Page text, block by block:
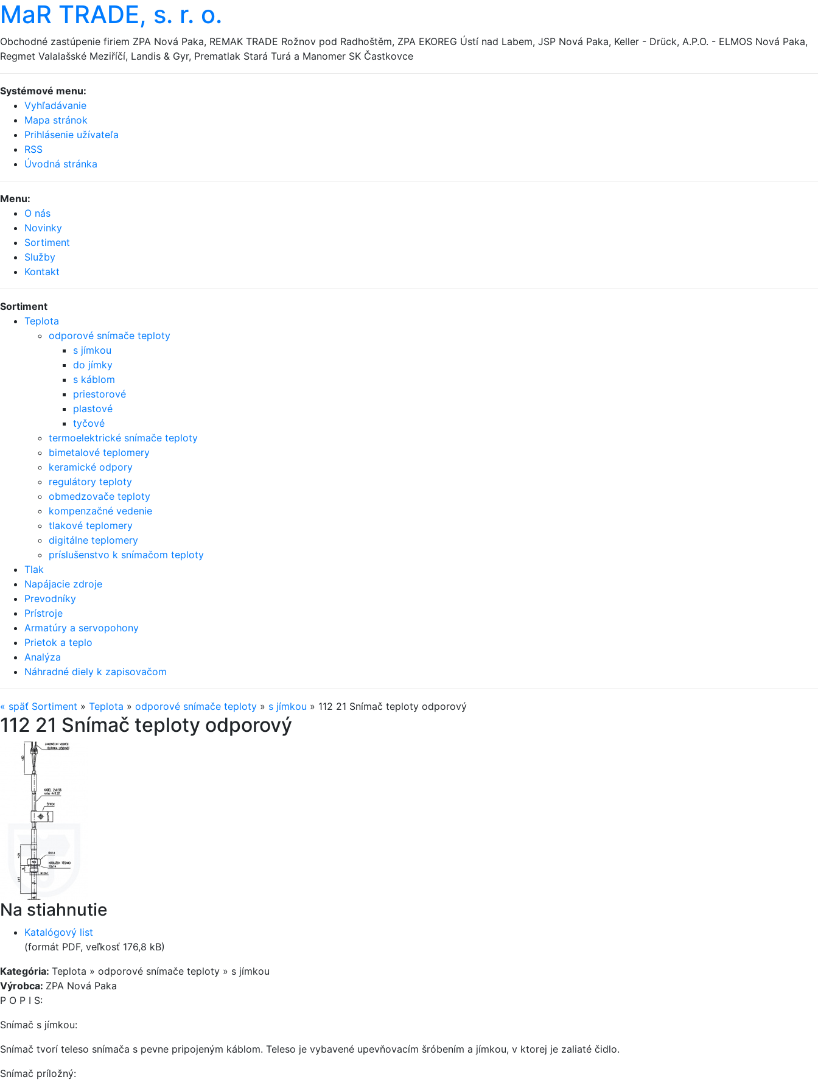
MaR TRADE, s. r. o.
Obchodné zastúpenie firiem ZPA Nová Paka, REMAK TRADE Rožnov pod Radhoštěm, ZPA EKOREG Ústí nad Labem, JSP Nová Paka, Keller - Drück, A.P.O. - ELMOS Nová Paka,
Regmet Valalašské Meziříčí, Landis & Gyr, Prematlak Stará Turá a Manomer SK Častkovce
Systémové menu:
Vyhľadávanie
Mapa stránok
Prihlásenie užívateľa
RSS
Úvodná stránka
Menu:
O nás
Novinky
Sortiment
Služby
Kontakt
Sortiment
Teplota
odporové snímače teploty
s jímkou
do jímky
s káblom
priestorové
plastové
tyčové
termoelektrické snímače teploty
bimetalové teplomery
keramické odpory
regulátory teploty
obmedzovače teploty
kompenzačné vedenie
tlakové teplomery
digitálne teplomery
príslušenstvo k snímačom teploty
Tlak
Napájacie zdroje
Prevodníky
Prístroje
Armatúry a servopohony
Prietok a teplo
Analýza
Náhradné diely k zapisovačom
« späť Sortiment » Teplota » odporové snímače teploty » s jímkou » 112 21 Snímač teploty odporový
112 21 Snímač teploty odporový
Na stiahnutie
Katalógový list
(formát PDF, veľkosť 176,8 kB)
Kategória: Teplota » odporové snímače teploty » s jímkou
Výrobca: ZPA Nová Paka
P O P I S:
Snímač s jímkou:
Snímač tvorí teleso snímača s pevne pripojeným káblom. Teleso je vybavené upevňovacím šróbením a jímkou, v ktorej je zaliaté čidlo.
Snímač príložný: